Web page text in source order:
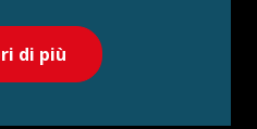
di più